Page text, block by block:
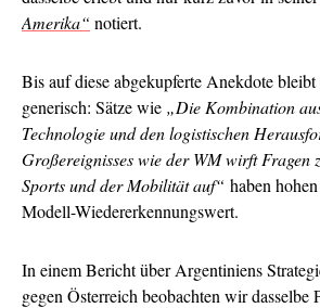
Amerika“ notiert.
Bis auf diese abgekupferte Anekdote
generisch: Sätze wie „Die Kombination
Technologie und den logistischen
Großereignisses wie der WM wirft Fragen
Sports und der Mobilität auf“ haben
Modell-Wiedererkennungswert.
In einem Bericht über Argentiniens
gegen Österreich beobachten wir dasselbe